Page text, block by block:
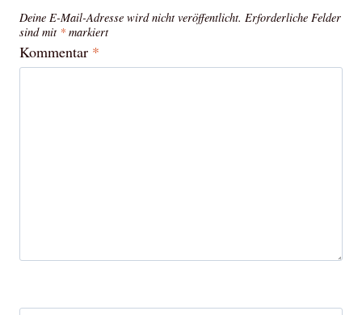
Deine E-Mail-Adresse wird nicht veröffentlicht. Erforderliche Felder
sind mit * markiert
Kommentar *